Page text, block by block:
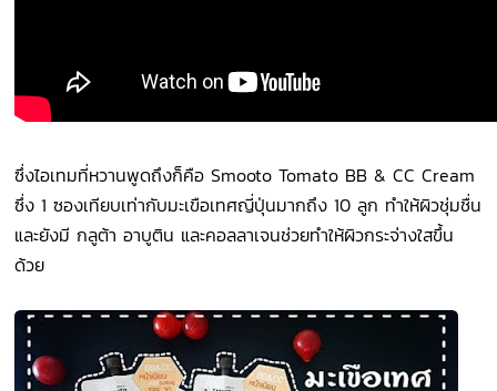
ซึ่งไอเทมที่หวานพูดถึงก็คือ Smooto Tomato BB & CC Cream
ซึ่ง 1 ซองเทียบเท่ากับมะเขือเทศญี่ปุ่นมากถึง 10 ลูก ทำให้ผิวชุ่มชื่น
และยังมี กลูต้า อาบูติน และคอลลาเจนช่วยทำให้ผิวกระจ่างใสขึ้น
ด้วย